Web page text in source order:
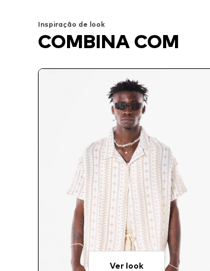
Inspiração de look
COMBINA COM
Ver look